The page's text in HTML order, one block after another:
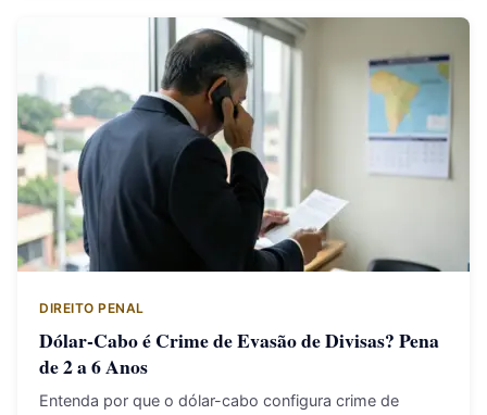
DIREITO PENAL
Dólar-Cabo é Crime de Evasão de Divisas? Pena
de 2 a 6 Anos
Entenda por que o dólar-cabo configura crime de